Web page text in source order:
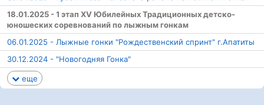
18.01.2025 - 1 этап XV Юбилейных Традиционных детско-
юношеских соревнований по лыжным гонкам
06.01.2025 - Лыжные гонки "Рождественский спринт" г.Апатиты
30.12.2024 - "Новогодняя Гонка"
еще